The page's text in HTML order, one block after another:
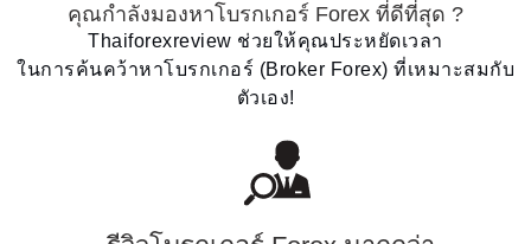
คุณกำลังมองหาโบรกเกอร์ Forex ที่ดีที่สุด ?
Thaiforexreview ช่วยให้คุณประหยัดเวลา
ในการค้นคว้าหาโบรกเกอร์ (Broker Forex) ที่เหมาะสมกับ
ตัวเอง!